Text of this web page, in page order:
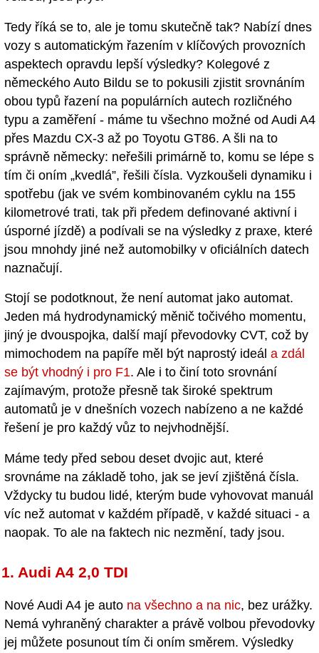
Tedy říká se to, ale je tomu skutečně tak? Nabízí dnes
vozy s automatickým řazením v klíčových provozních
aspektech opravdu lepší výsledky? Kolegové z
německého Auto Bildu se to pokusili zjistit srovnáním
obou typů řazení na populárních autech rozličného
typu a zaměření - máme tu všechno možné od Audi A4
přes Mazdu CX-3 až po Toyotu GT86. A šli na to
správně německy: neřešili primárně to, komu se lépe s
tím či oním „kvedlá”, řešili čísla. Vyzkoušeli dynamiku i
spotřebu (jak ve svém kombinovaném cyklu na 155
kilometrové trati, tak při předem definované aktivní i
úsporné jízdě) a podívali se na výsledky z praxe, které
jsou mnohdy jiné než automobilky v oficiálních datech
naznačují.
Stojí se podotknout, že není automat jako automat.
Jeden má hydrodynamický měnič točivého momentu,
jiný je dvouspojka, další mají převodovky CVT, což by
mimochodem na papíře měl být naprostý ideál a zdál
se být vhodný i pro F1. Ale i to činí toto srovnání
zajímavým, protože přesně tak široké spektrum
automatů je v dnešních vozech nabízeno a ne každé
řešení je pro každý vůz to nejvhodnější.
Máme tedy před sebou deset dvojic aut, které
srovnáme na základě toho, jak se jeví zjištěná čísla.
Vždycky tu budou lidé, kterým bude vyhovovat manuál
víc než automat v každém případě, v každé situaci - a
naopak. To ale na faktech nic nezmění, tady jsou.
1. Audi A4 2,0 TDI
Nové Audi A4 je auto na všechno a na nic, bez urážky.
Nemá vyhraněný charakter a právě volbou převodovky
jej můžete posunout tím či oním směrem. Výsledky